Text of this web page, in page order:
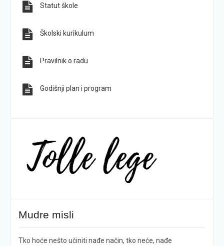
Statut škole
Školski kurikulum
Pravilnik o radu
Godišnji plan i program
Mudre misli
Tko hoće nešto učiniti nađe način, tko neće, nađe